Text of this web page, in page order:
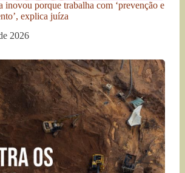
inovou porque trabalha com ‘prevenção e
explica juíza
2026